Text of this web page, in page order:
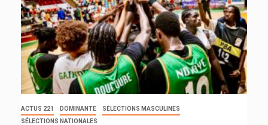
ACTUS 221 DOMINANTE
SÉLECTIONS MASCULINES
SÉLECTIONS NATIONALES